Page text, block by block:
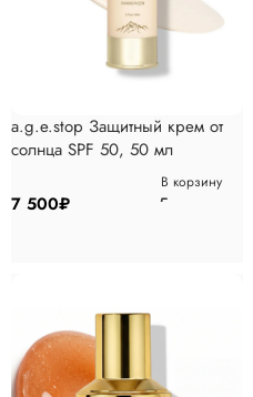
a.g.e.stop Защитный крем от
солнца SPF 50, 50 мл
7 500₽
В корзину